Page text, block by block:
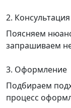
2. Консультация
Поясняем
запрашиваем
3. Оформление
Подбираем
процесс